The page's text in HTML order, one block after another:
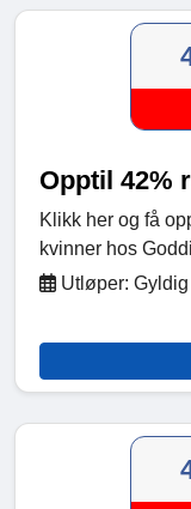
Opptil 42%
Klikk her og få
kvinner hos
Utløper: